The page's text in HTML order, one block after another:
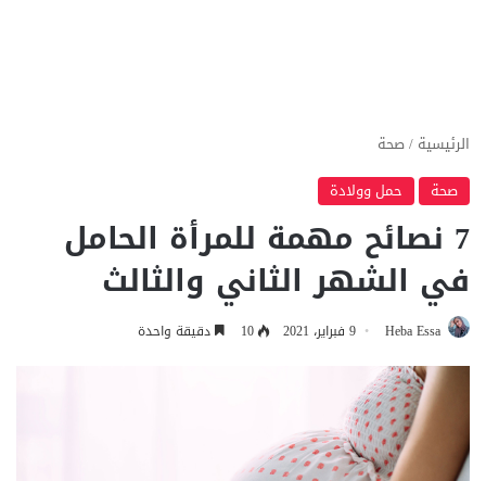
الرئيسية /صحة
صحة
حمل وولادة
7 نصائح مهمة للمرأة الحامل
في الشهر الثاني والثالث
Heba Essa 9 فبراير، 2021 10 دقيقة واحدة